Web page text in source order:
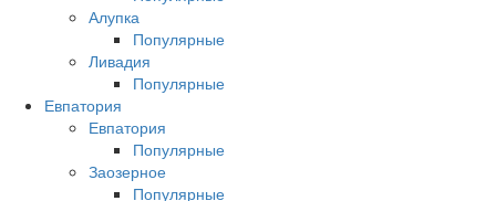
Алупка
Популярные
Ливадия
Популярные
Евпатория
Евпатория
Популярные
Заозерное
Популярные